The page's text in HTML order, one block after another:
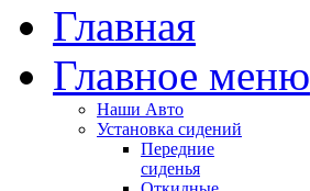
Главная
Главное меню
Наши Авто
Установка сидений
Передние
сиденья